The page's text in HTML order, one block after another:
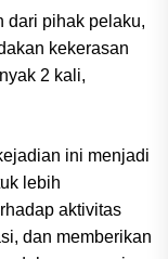
dari pihak pelaku,
kekerasan
2 kali,
ini menjadi
lebih
aktivitas
dan memberikan